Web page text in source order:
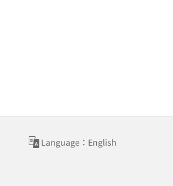
Language：English